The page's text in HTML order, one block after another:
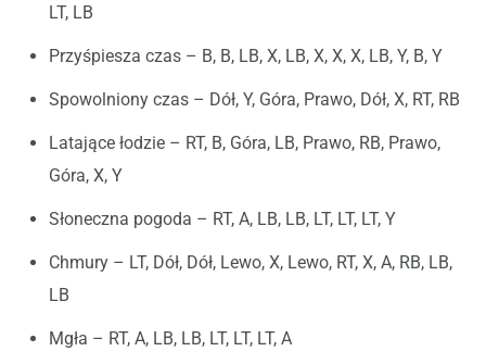
LT, LB
Przyśpiesza czas – B, B, LB, X, LB, X, X, X, LB, Y, B, Y
Spowolniony czas – Dół, Y, Góra, Prawo, Dół, X, RT, RB
Latające łodzie – RT, B, Góra, LB, Prawo, RB, Prawo,
Góra, X, Y
Słoneczna pogoda – RT, A, LB, LB, LT, LT, LT, Y
Chmury – LT, Dół, Dół, Lewo, X, Lewo, RT, X, A, RB, LB,
LB
Mgła – RT, A, LB, LB, LT, LT, LT, A